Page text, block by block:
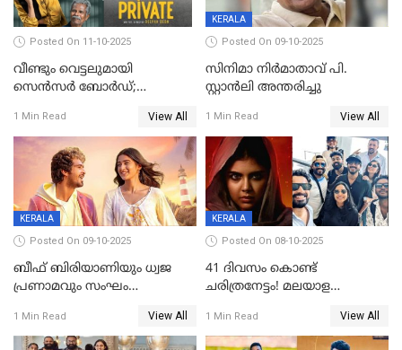
Posted On 11-10-2025
വീണ്ടും വെട്ടലുമായി
സെന്‍സര്‍ ബോര്‍ഡ്;
തിരുത്തല്‍
1 Min Read View All
KERALA
Posted On 09-10-2025
സിനിമാ നിർമാതാവ് പി.
സ്റ്റാൻലി അന്തരിച്ചു
1 Min Read View All
KERALA
Posted On 09-10-2025
ബീഫ് ബിരിയാണിയും ധ്വജ
പ്രണാമവും സംഘം
നിഗത്തിന്റെ ഹാൽ
സിനിമയ്ക്ക്
1 Min Read View All
KERALA
Posted On 08-10-2025
41 ദിവസം കൊണ്ട്
ചരിത്രനേട്ടം! മലയാള
അധ്യായം, വിസ്മയമായി
ലോക 300 കോടി ക്ലബ്ബിൽ
1 Min Read View All